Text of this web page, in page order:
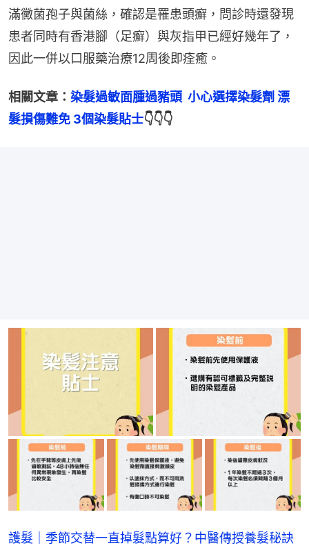
滿黴菌孢子與菌絲，確認是罹患頭癬，問診時還發現
患者同時有香港腳（足癬）與灰指甲已經好幾年了，
因此一併以口服藥治療12周後即痊癒。
相關文章： 染髮過敏面腫過豬頭  小心選擇染髮劑 漂
髮損傷難免 3個染髮貼士👇👇👇
護髮｜季節交替一直掉髮點算好？中醫傳授養髮秘訣